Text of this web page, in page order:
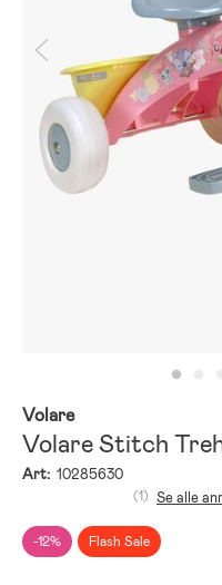
Volare
Volare Stitch
Art: 10285630
-12% Flash Sale
(1) Se alle